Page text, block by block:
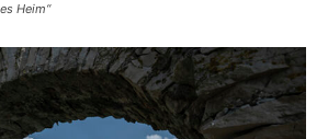
Heim“